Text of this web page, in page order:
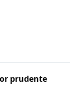
prudente